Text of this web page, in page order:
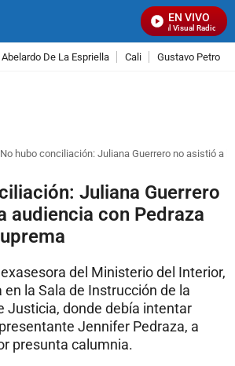
EN VIVO
Señal Visual Radio
De La Espriella Cali Gustavo Petro
No hubo conciliación: Juliana Guerrero no asistió a
Juliana Guerrero
audiencia con Pedraza
del Ministerio del Interior,
en la Sala de Instrucción de la
Justicia, donde debía intentar
Jennifer Pedraza, a
presunta calumnia.